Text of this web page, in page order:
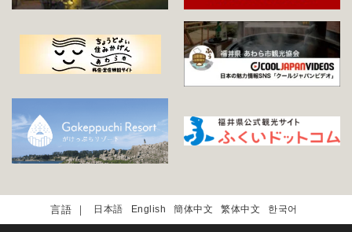
日本語 English 簡体中文 繁体中文 한국어